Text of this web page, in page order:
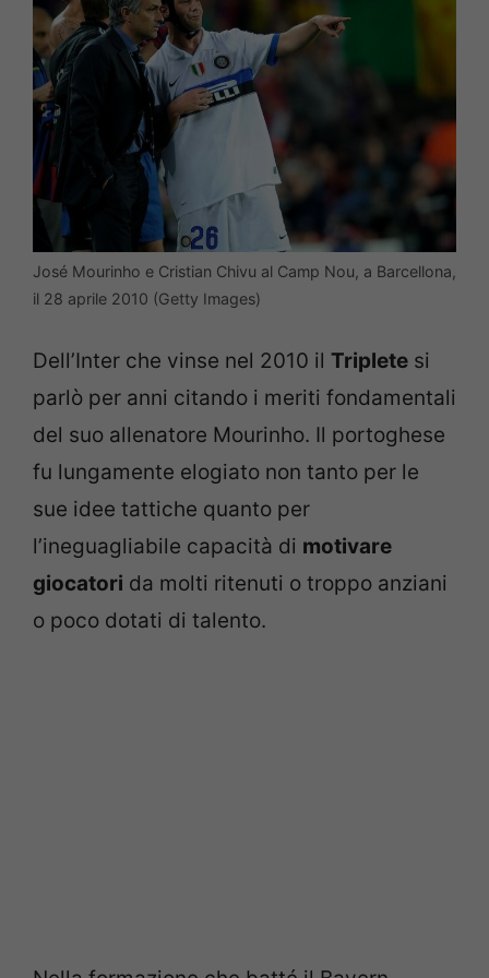
José Mourinho e Cristian Chivu al Camp Nou, a Barcellona,
il 28 aprile 2010 (Getty Images)
Dell’Inter che vinse nel 2010 il Triplete si
parlò per anni citando i meriti fondamentali
del suo allenatore Mourinho. Il portoghese
fu lungamente elogiato non tanto per le
sue idee tattiche quanto per
l’ineguagliabile capacità di motivare
giocatori da molti ritenuti o troppo anziani
o poco dotati di talento.